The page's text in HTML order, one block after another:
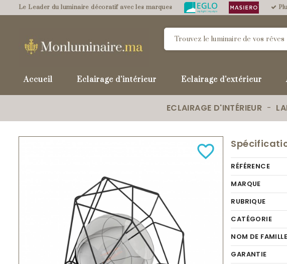
Le Leader du luminaire décoratif avec les marques
Accueil Eclairage d'intérieur Eclairage d'extérieur
ECLAIRAGE D'INTÉRIEUR
favorite_border
RÉFÉRENCE
MARQUE
RUBRIQUE
CATÉGORIE
NOM DE FAMILLE
GARANTIE